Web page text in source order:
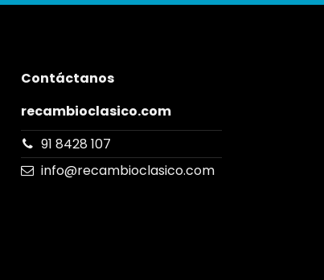
Contáctanos
recambioclasico.com
91 8428 107
info@recambioclasico.com